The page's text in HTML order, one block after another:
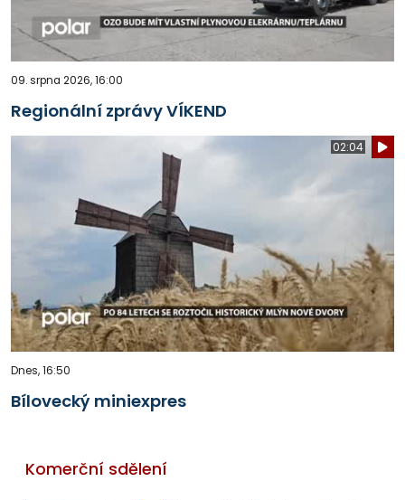
09. srpna 2026, 16:00
Regionální zprávy VÍKEND
02:04
Dnes, 16:50
Bílovecký miniexpres
Komerční sdělení